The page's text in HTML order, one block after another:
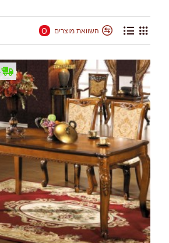
השוואת מוצרים 0
. 10 ימי עסקים